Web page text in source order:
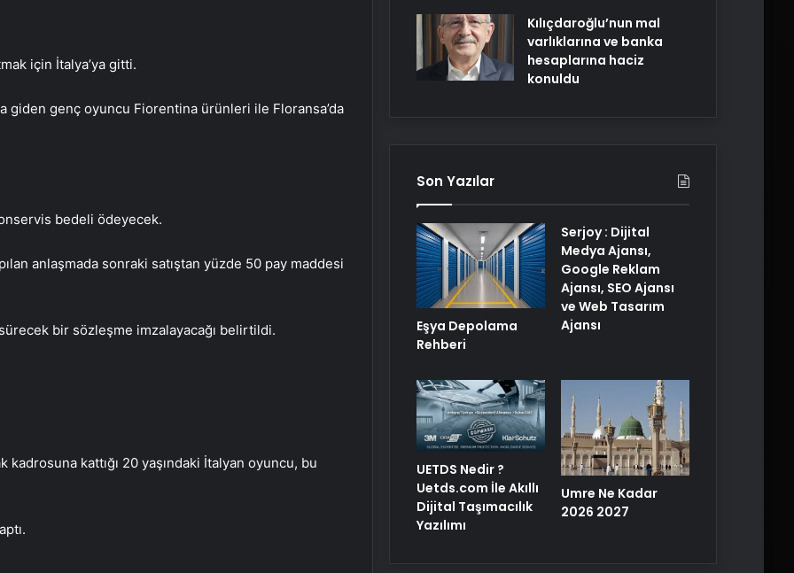
için İtalya’ya gitti.
giden genç oyuncu Fiorentina ürünleri ile Floransa’da
bedeli ödeyecek.
anlaşmada sonraki satıştan yüzde 50 pay maddesi
bir sözleşme imzalayacağı belirtildi.
kadrosuna kattığı 20 yaşındaki İtalyan oyuncu, bu
Kılıçdaroğlu’nun mal
varlıklarına ve banka
hesaplarına haciz
konuldu
Son Yazılar
Eşya Depolama
Rehberi
Serjoy : Dijital
Medya Ajansı,
Google Reklam
Ajansı, SEO Ajansı
ve Web Tasarım
Ajansı
UETDS Nedir ?
Uetds.com İle Akıllı
Dijital Taşımacılık
Yazılımı
Umre Ne Kadar
2026 2027